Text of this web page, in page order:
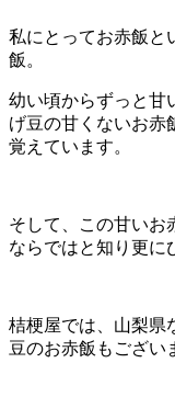
私にとってお赤飯と
飯。
幼い頃からずっと甘
げ豆の甘くないお赤
覚えています。
そして、この甘いお
ならではと知り更に
桔梗屋では、山梨県
豆のお赤飯もござい